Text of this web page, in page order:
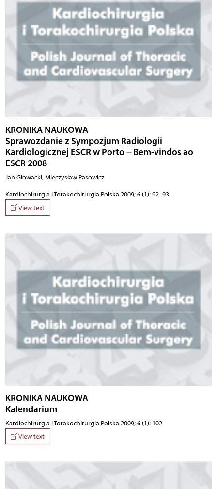
KRONIKA NAUKOWA
Sprawozdanie z Sympozjum Radiologii
Kardiologicznej ESCR w Porto – Bem-vindos ao
ESCR 2008
Jan Głowacki, Mieczysław Pasowicz
Kardiochirurgia i Torakochirurgia Polska 2009; 6 (1): 92–93
View text
KRONIKA NAUKOWA
Kalendarium
Kardiochirurgia i Torakochirurgia Polska 2009; 6 (1): 102
View text